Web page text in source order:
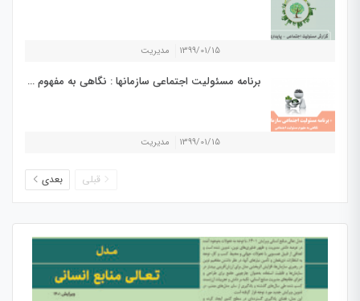
1399/01/15 مدیریت
برنامه مسئولیت اجتماعی سازمانها : نگاهی به مفهوم مسئولیت اجتماعی
1399/01/15 مدیریت
قبلی بعدی